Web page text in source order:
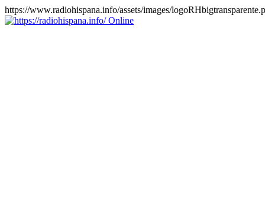
https://www.radiohispana.info/assets/images/
Online